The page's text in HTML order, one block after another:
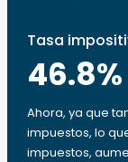
Tasa
46.8%
Ahora, ya que
impuestos, lo
impuestos,